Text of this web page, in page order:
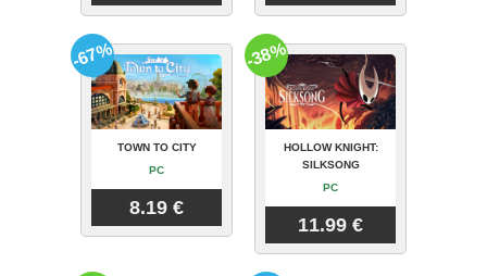
TOWN TO CITY
PC
8.19 €
-67%
HOLLOW KNIGHT:
SILKSONG
PC
11.99 €
-38%